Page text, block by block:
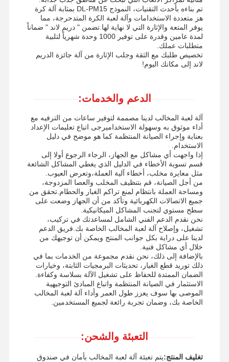
محاكي سباقات السيارات
تم بناءه بأحدث التقنيات، النموذج DL-PM15 بمثابة آلة كرة
هز متعددة الاستخدامات وآلة لعبة الكرة المتدحرجة، مما
يوفر المتعة والإثارة التي لا نهاية لها.تضمن " دريم لاند " ضماناً
لمدة عامين وقدرة على توفير 1000 وحدة شهرياً لتلبية
متطلبات عملك.
تخصيص طلبك مع الثقة وجلب الإثارة من آلة جائزة الدريم
لاند إلى مكانك اليوم!
الدعم والخدمات:
آلة لعبة المخالب لدينا مصممة لتوفير ساعات من الترفيه مع
أداء موثوق به وسهولة الاستخداميرجى اتباع تعليمات الإعداد
بعناية وإجراء الصيانة المنتظمة كما هو موضح في دليل
الاستخدام.
إذا واجهت أي مشاكل مع الجهاز، الرجاء الرجوع أولا إلى
قسم تسوية الأخطاء في الدليل الذي يغطي المشاكل الشائعة
مثل معايرة مخلب، أخطاء آلية العملة،وتعرض العيوب.
من أجل الصيانة، قم بتنظيف المخلب والعصا المزدوجة،
ومساحة العملة بانتظام لمنع تراكم الغبار والحطام.تحقق من
جميع الاتصالات الكهربائية وتأكد من أن الجهاز وضعت على
سطح مستوي لتجنب المشاكل الميكانيكية.
نحن نقدم الدعم الفني الشامل لمساعدتك في تركيب،
تشغيل، وإصلاح آلة لعبة المخالب الخاصة بك.فريق الدعم
لدينا على دراية بكل جوانب المنتج ويمكن أن توجيهك من
خلال أي مشاكل فنية.
بالإضافة إلى ذلك، نحن نقدم مجموعة من الخدمات بما في
ذلك توريد قطع الغيار، تحديثات البرمجيات الثابتة، وخيارات
الضمان الممتدة للحفاظ على تشغيل الآلة بسلاسة وكفاءة.
الاستثمار في الصيانة المنتظمة واتباع المبادئ التوجيهية
الموصى بها سوف يعزز طول العمر وأداء آلة لعبة المخالب
الخاصة بك، وضمان تجربة رائعة لجميع المستخدمين.
التعبئة والشحن:
تغليف المنتج:يتم تعبئة آلة لعبة المخالب بأمان في صندوق